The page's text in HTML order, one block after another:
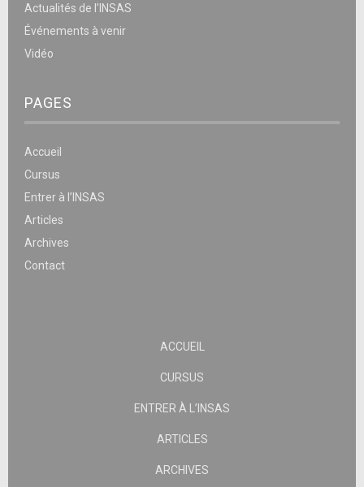
Actualités de l’INSAS
Événements à venir
Vidéo
PAGES
Accueil
Cursus
Entrer à l’INSAS
Articles
Archives
Contact
ACCUEIL
CURSUS
ENTRER À L’INSAS
ARTICLES
ARCHIVES